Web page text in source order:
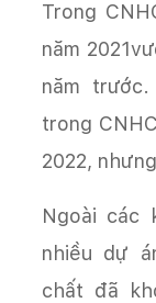
Trong
năm
năm
trong
2022,
Ngoài các
nhiều dự
chất đã